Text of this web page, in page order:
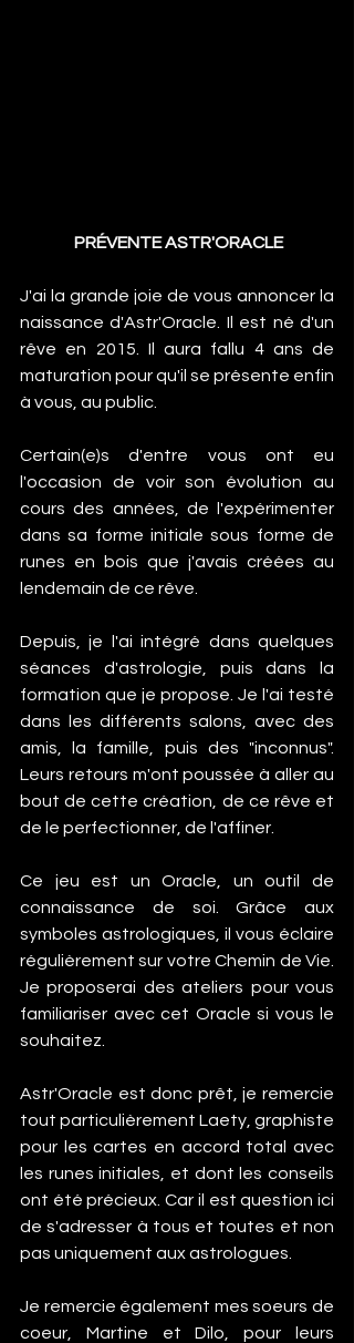
PRÉVENTE ASTR'ORACLE
J'ai la grande joie de vous annoncer la
naissance d'Astr'Oracle. Il est né d'un
rêve en 2015. Il aura fallu 4 ans de
maturation pour qu'il se présente enfin
à vous, au public.
Certain(e)s d'entre vous ont eu
l'occasion de voir son évolution au
cours des années, de l'expérimenter
dans sa forme initiale sous forme de
runes en bois que j'avais créées au
lendemain de ce rêve.
Depuis, je l'ai intégré dans quelques
séances d'astrologie, puis dans la
formation que je propose. Je l'ai testé
dans les différents salons, avec des
amis, la famille, puis des "inconnus".
Leurs retours m'ont poussée à aller au
bout de cette création, de ce rêve et
de le perfectionner, de l'affiner.
Ce jeu est un Oracle, un outil de
connaissance de soi. Grâce aux
symboles astrologiques, il vous éclaire
régulièrement sur votre Chemin de Vie.
Je proposerai des ateliers pour vous
familiariser avec cet Oracle si vous le
souhaitez.
Astr'Oracle est donc prêt, je remercie
tout particulièrement Laety, graphiste
pour les cartes en accord total avec
les runes initiales, et dont les conseils
ont été précieux. Car il est question ici
de s'adresser à tous et toutes et non
pas uniquement aux astrologues.
Je remercie également mes soeurs de
coeur, Martine et Dilo, pour leurs